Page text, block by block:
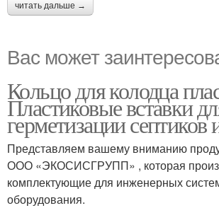
читать дальше →
Вас может
Кольцо для колодца
Пластиковые вставки
герметизации септиков
Представляем вашему вниманию
ООО «ЭКОСИСГРУПП» , которая
комплектующие для инженерных
оборудования.